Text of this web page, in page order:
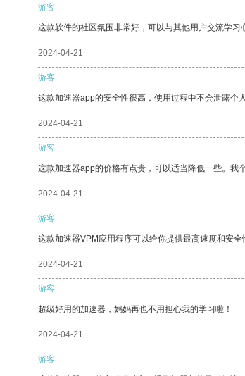
游客
这款软件的社区氛围非常好，可以与其他用户交流学习
2024-04-21
游客
这款加速器app的安全性很高，使用过程中不会泄露个
2024-04-21
游客
这款加速器app的价格有点贵，可以适当降低一些。我
2024-04-21
游客
这款加速器VPM应用程序可以给你提供最高速度和安全
2024-04-21
游客
超级好用的加速器，妈妈再也不用担心我的学习啦！
2024-04-21
游客